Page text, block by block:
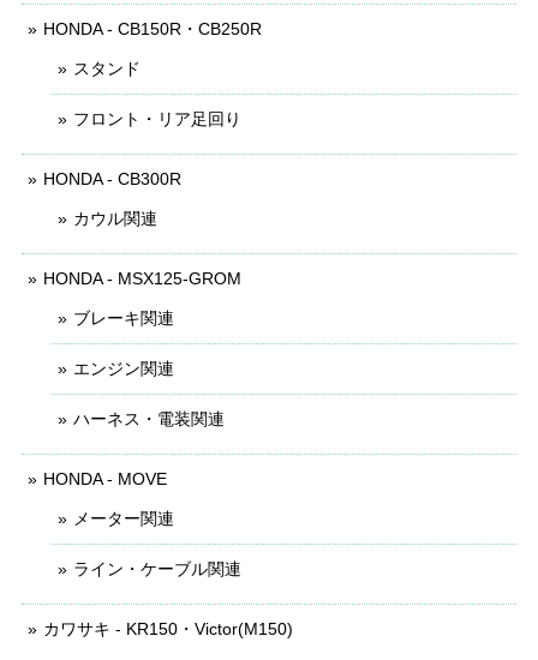
HONDA - CB150R・CB250R
スタンド
フロント・リア足回り
HONDA - CB300R
カウル関連
HONDA - MSX125-GROM
ブレーキ関連
エンジン関連
ハーネス・電装関連
HONDA - MOVE
メーター関連
ライン・ケーブル関連
カワサキ - KR150・Victor(M150)